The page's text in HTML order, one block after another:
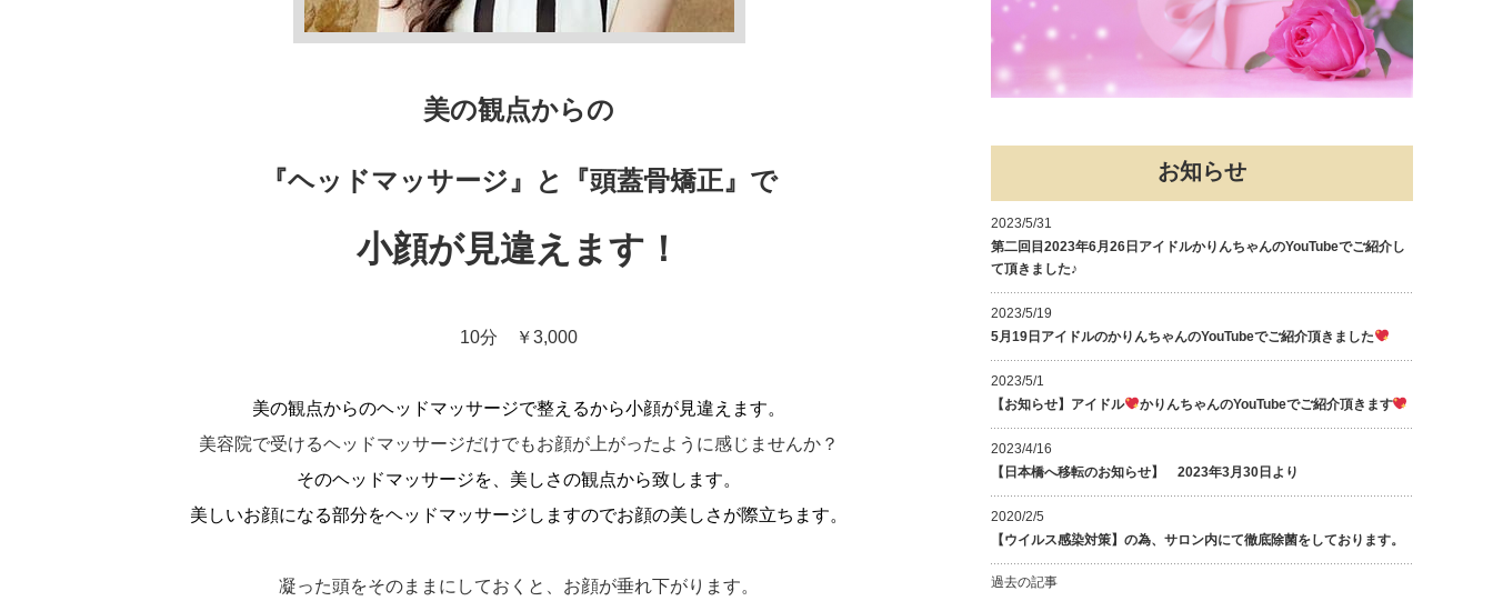
美の観点からの
『ヘッドマッサージ』と『頭蓋骨矯正』で
小顔が見違えます！
10分 ￥3,000
美の観点からのヘッドマッサージで整えるから小顔が見違えます。
美容院で受けるヘッドマッサージだけでもお顔が上がったように感じませんか？
そのヘッドマッサージを、美しさの観点から致します。
美しいお顔になる部分をヘッドマッサージしますのでお顔の美しさが際立ちます。
凝った頭をそのままにしておくと、お顔が垂れ下がります。
お知らせ
2023/5/31
第二回目2023年6月26日アイドルかりんちゃんのYouTubeでご紹介し
て頂きました♪
2023/5/19
5月19日アイドルのかりんちゃんのYouTubeでご紹介頂きました
2023/5/1
【お知らせ】アイドル
かりんちゃんのYouTubeでご紹介頂きます
2023/4/16
【日本橋へ移転のお知らせ】 2023年3月30日より
2020/2/5
【ウイルス感染対策】の為、サロン内にて徹底除菌をしております。
過去の記事